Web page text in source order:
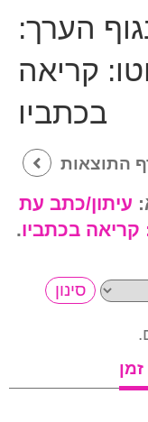
הערך:
קריאה
בכתביו
התוצאות
עיתון/כתב עת
קריאה בכתביו.